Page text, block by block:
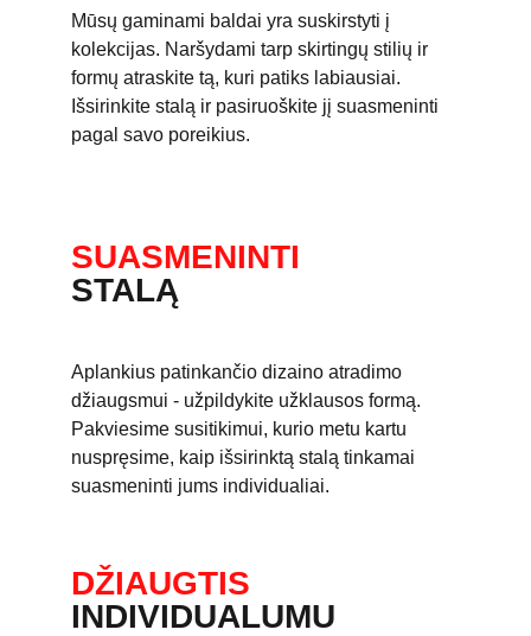
SUASMENINTI
STALĄ
DŽIAUGTIS
INDIVIDUALUMU
Mūsų gaminami baldai yra suskirstyti į
kolekcijas. Naršydami tarp skirtingų stilių ir
formų atraskite tą, kuri patiks labiausiai.
Išsirinkite stalą ir pasiruoškite jį suasmeninti
pagal savo poreikius.
Aplankius patinkančio dizaino atradimo
džiaugsmui - užpildykite užklausos formą.
Pakviesime susitikimui, kurio metu kartu
nuspręsime, kaip išsirinktą stalą tinkamai
suasmeninti jums individualiai.